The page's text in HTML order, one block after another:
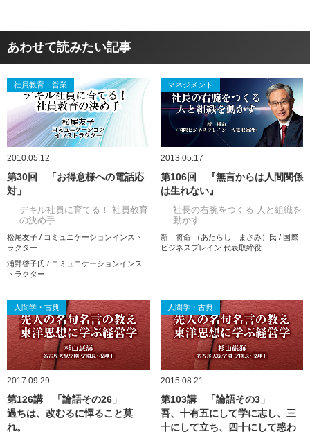
あわせて読みたい記事
社員教育・営業
2010.05.12
第30回 「お得意様への電話応
対」
デキル社員に育てる！ 社員教育
の決め手
松尾友子 / コミュニケーションインスト
ラクター
浦野啓子氏 / コミュニケーションインス
トラクター
マネジメント
2013.05.17
第106回 『無言からは人間関係
は生れない』
社長の右腕をつくる 人と組織を
動かす
新 将命 （あたらし まさみ）氏 / 国際
ビジネスブレイン 代表取締役
人間学・古典
2017.09.29
第126講 「論語その26」
過ちは、改むるに憚ること莫
れ。
人間学・古典
2015.08.21
第103講 「論語その3」
吾、十有五にして学に志し、三
十にして立ち、四十にして惑わ